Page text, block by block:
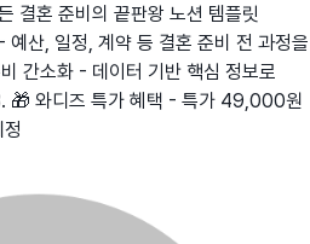
결혼 준비의 끝판왕 노션 템플릿
산, 일정, 계약 등 결혼 준비 전 과정을
간소화 - 데이터 기반 핵심 정보로
🎁 와디즈 특가 혜택 - 특가 49,000원